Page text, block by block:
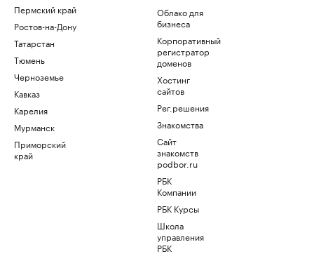
Пермский край
Ростов-на-Дону
Татарстан
Тюмень
Черноземье
Кавказ
Карелия
Мурманск
Приморский
край
Облако для
бизнеса
Корпоративный
регистратор
доменов
Хостинг
сайтов
Рег.решения
Знакомства
Сайт
знакомств
podbor.ru
РБК
Компании
РБК Курсы
Школа
управления
РБК